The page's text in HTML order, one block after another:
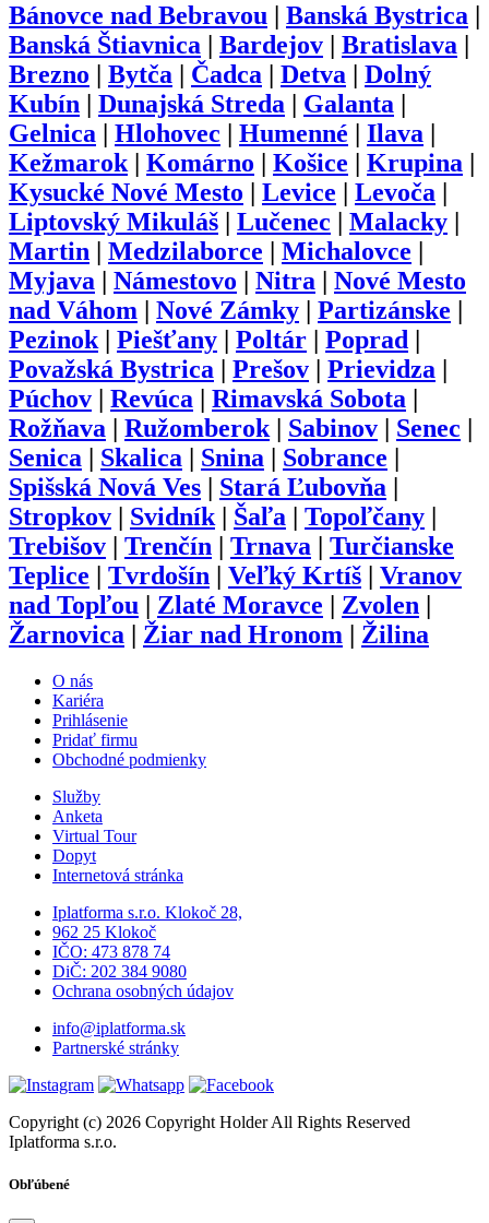
Bánovce nad Bebravou Banská Bystrica
Banská Štiavnica
Bardejov Bratislava
Brezno
Bytča Čadca Detva
Dolný
Kubín
Dunajská Streda Galanta
Gelnica
Hlohovec Humenné Ilava
Kežmarok| Komárno Košice Krupina
Kysucké Nové Mesto
Levice Levoča
Liptovský Mikuláš
Lučenec Malacky
Martin
Medzilaborce Michalovce
Myjava
Námestovo Nitra
Nové Mesto
nad Váhom
Nové Zámky Partizánske
Pezinok| Piešťany Poltár Poprad
Považská Bystrica
Prešov Prievidza
Púchov
Revúca Rimavská Sobota
Rožňava
Ružomberok| Sabinov Senec
Senica
Skalica Snina Sobrance
Spišská Nová Ves
Stará Ľubovňa
Stropkov
Svidník| Šaľa Topoľčany
Trebišov
Trenčín Trnava
Turčianske
Teplice
Tvrdošín Veľký Krtíš
Vranov
nad Topľou
Zlaté Moravce Zvolen
Žarnovica
Žiar nad Hronom Žilina
O nás
Kariéra
Prihlásenie
Pridať firmu
Obchodné podmienky
Služby
Anketa
Virtual Tour
Dopyt
Internetová stránka
Iplatforma s.r.o. Klokoč 28,
962 25 Klokoč
IČO: 473 878 74
DiČ: 202 384 9080
Ochrana osobných údajov
info@iplatforma.sk
Partnerské stránky
Copyright (c) 2026 Copyright Holder All Rights Reserved
Iplatforma s.r.o.
Obľúbené